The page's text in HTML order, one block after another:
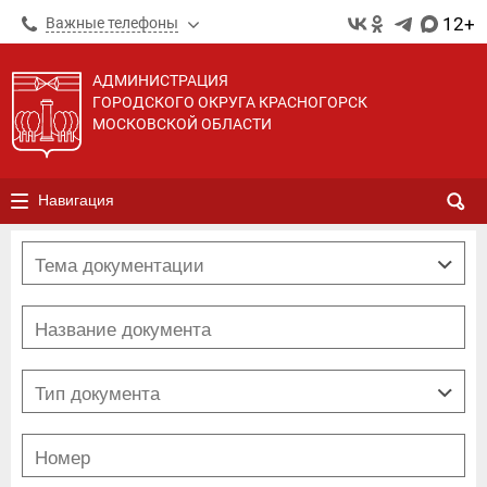
Важные телефоны 12+
АДМИНИСТРАЦИЯ
ГОРОДСКОГО ОКРУГА КРАСНОГОРСК
МОСКОВСКОЙ ОБЛАСТИ
Навигация
Выборы
Муниципальная программа
Муниципальная служба
ЖКХ
РАСПОРЯЖЕНИЕ